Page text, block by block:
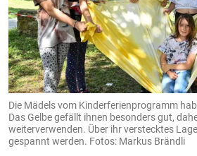
Die Mädels vom Kinderferienprogramm
Das Gelbe gefällt ihnen besonders gut,
weiterverwenden. Über ihr verstecktes
gespannt werden. Fotos: Markus Brändli